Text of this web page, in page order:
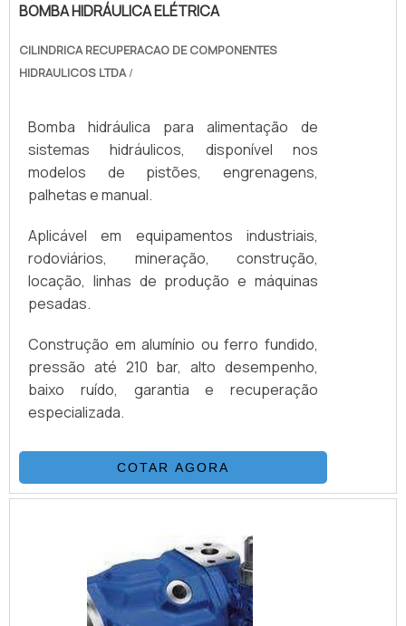
BOMBA HIDRÁULICA ELÉTRICA
CILINDRICA RECUPERACAO DE COMPONENTES
HIDRAULICOS LTDA/
Bomba hidráulica para alimentação de
sistemas hidráulicos, disponível nos
modelos de pistões, engrenagens,
palhetas e manual.
Aplicável em equipamentos industriais,
rodoviários, mineração, construção,
locação, linhas de produção e máquinas
pesadas.
Construção em alumínio ou ferro fundido,
pressão até 210 bar, alto desempenho,
baixo ruído, garantia e recuperação
especializada.
COTAR AGORA